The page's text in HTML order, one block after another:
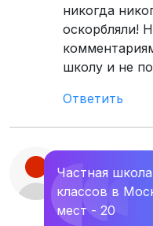
никогда
оскорбляли!
школу и не
Ответить
2018-02-18
Америки·
Это правда
Частная школа
классов в
мест - 20